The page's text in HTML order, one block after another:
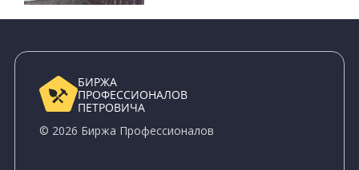
БИРЖА
ПРОФЕССИОНАЛОВ
ПЕТРОВИЧА
© 2026 Биржа Профессионалов